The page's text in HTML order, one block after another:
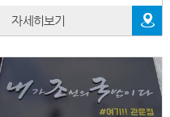
자세히보기